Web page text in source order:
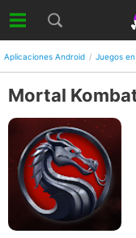
Aplicaciones Android Juegos
Mortal